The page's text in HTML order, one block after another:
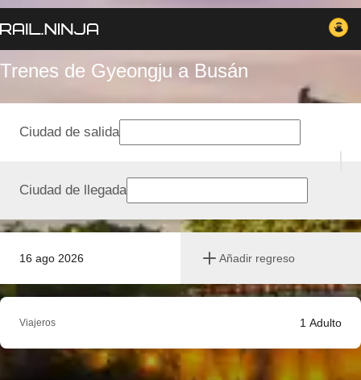
Trenes de Gyeongju a Busán
16 ago 2026 Añadir regreso
Ciudad de salida
Ciudad de llegada
Viajeros 1 Adulto